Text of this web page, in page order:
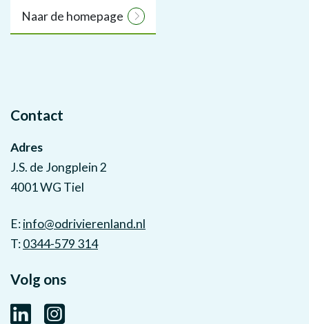
Naar de homepage
Contact
Adres
J.S. de Jongplein 2
4001 WG Tiel
E:info@odrivierenland.nl
T:0344-579 314
Volg ons